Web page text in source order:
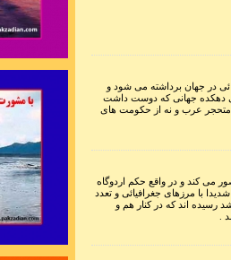
برای اجرا
برای پروژه های
بیقرار توام و در دل
در جهان برداشته می شود و
دهکده جهانی که دوست داشت
متحجر عرب و نه از حکومت های
می کند و در واقع حکم اردوگاه
با مرزهای جغرافیائی و تعدد
رسیده اند که در کنار هم و
.